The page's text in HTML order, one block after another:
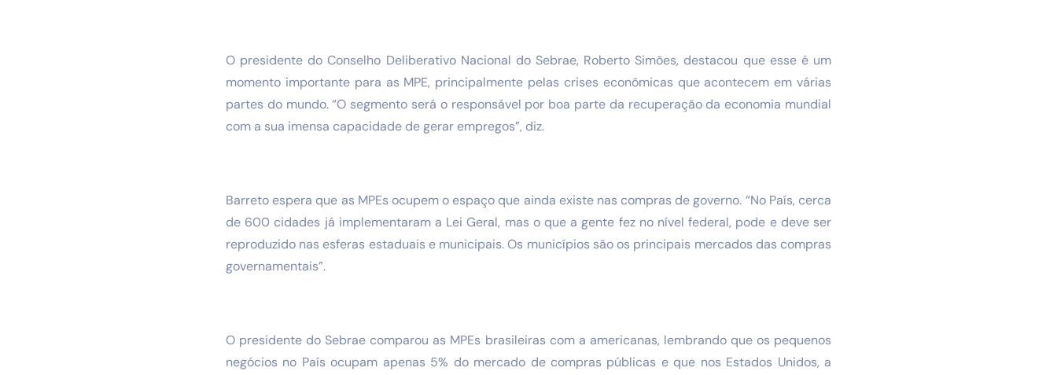
O presidente do Conselho Deliberativo Nacional do Sebrae, Roberto Simões, destacou que esse é um
momento importante para as MPE, principalmente pelas crises econômicas que acontecem em várias
partes do mundo. “O segmento será o responsável por boa parte da recuperação da economia mundial
com a sua imensa capacidade de gerar empregos”, diz.
Barreto espera que as MPEs ocupem o espaço que ainda existe nas compras de governo. “No País, cerca
de 600 cidades já implementaram a Lei Geral, mas o que a gente fez no nível federal, pode e deve ser
reproduzido nas esferas estaduais e municipais. Os municípios são os principais mercados das compras
governamentais”.
O presidente do Sebrae comparou as MPEs brasileiras com a americanas, lembrando que os pequenos
negócios no País ocupam apenas 5% do mercado de compras públicas e que nos Estados Unidos, a